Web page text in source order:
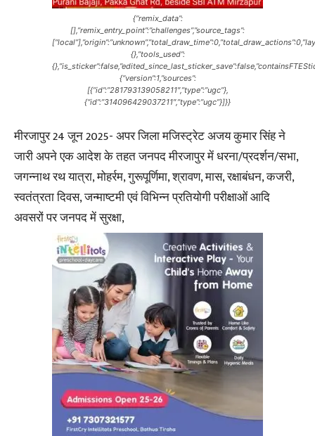
{“remix_data”:
[],”remix_entry_point”:”challenges”,”source_tags”:
{},”tools_used”:
{“version”:1,”sources”:
[{“id”:”281793139058211″,”type”:”ugc”},
{“id”:”314096429037211″,”type”:”ugc”}]}}
मीरजापुर 24 जून 2025- अपर जिला मजिस्ट्रेट अजय कुमार सिंह ने
जारी अपने एक आदेश के तहत जनपद मीरजापुर में धरना/प्रदर्शन/सभा,
जगन्नाथ रथ यात्रा, मोहर्रम, गुरूपूर्णिमा, श्रावण, मास, रक्षाबंधन, कजरी,
स्वतंत्रता दिवस, जन्माष्टमी एवं विभिन्न प्रतियोगी परीक्षाओं आदि
अवसरों पर जनपद में सुरक्षा,